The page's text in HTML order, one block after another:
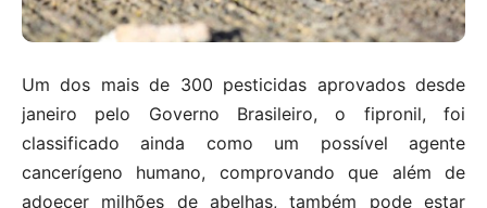
Um dos mais de 300 pesticidas aprovados desde
janeiro pelo Governo Brasileiro, o fipronil, foi
classificado ainda como um possível agente
cancerígeno humano, comprovando que além de
adoecer milhões de abelhas, também pode estar